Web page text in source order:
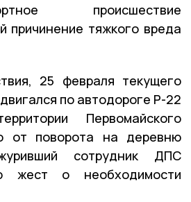
происшествие
причинение тяжкого вреда
25 февраля текущего
по автодороге Р-22
Первомайского
от поворота на деревню
сотрудник ДПС
жест о необходимости